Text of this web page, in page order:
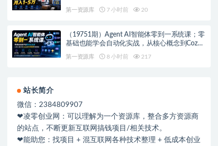
第一资源库 7 小时前 20
（19751期）Agent AI智能体零到一系统课；零
基础也能学会自动化实战，从核心概念到Coze
第一资源库 8 小时前 217
站长简介
微信：2384809907
❤凌零创业网：可以理解为一个资源库，整合多方资源商
的站点，不断更新互联网搞钱项目/相关技术。
❤能助您：找项目 + 混互联网各种技术整理 + 低成本创业